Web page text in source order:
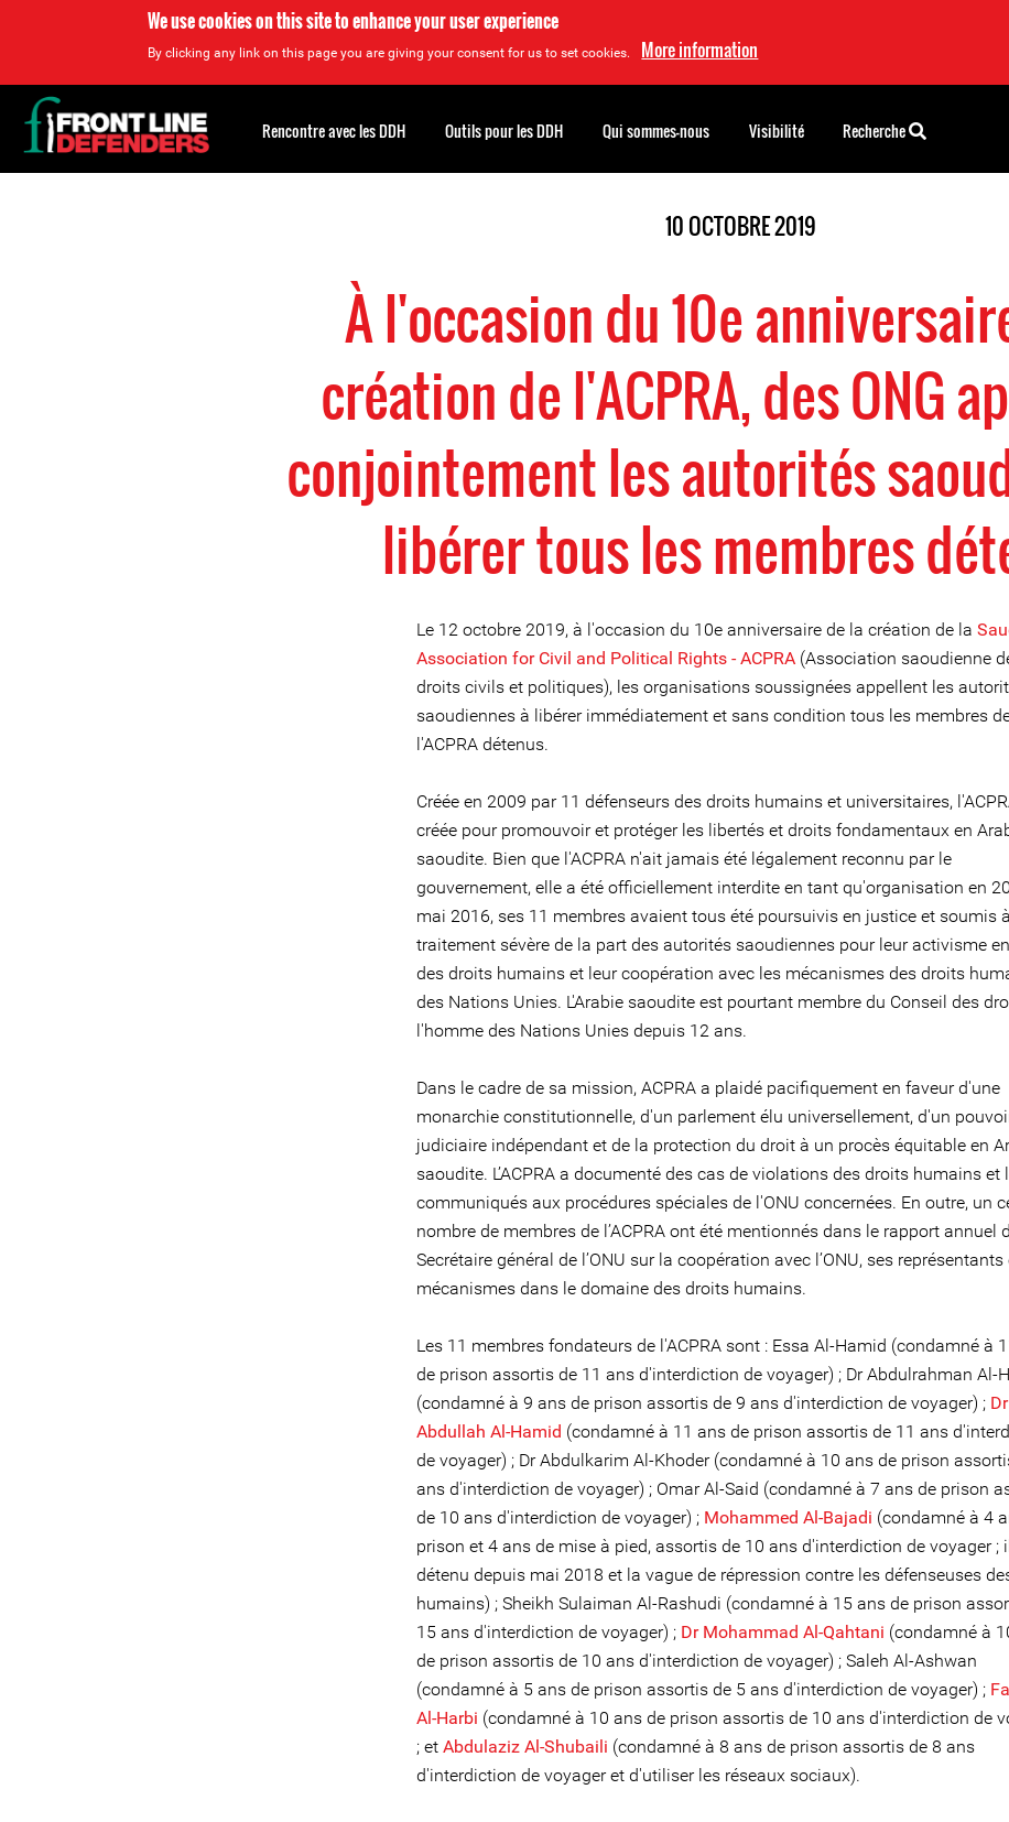
We use cookies on this site to enhance your user experience
By clicking any link on this page you are giving your consent for us to set cookies. More information
10 OCTOBRE 2019
À l'occasion du 10e
création de l'ACPRA, des ONG
conjointement les autorités
libérer tous les membres
Le 12 octobre 2019, à l'occasion du 10e anniversaire de la création de la
Association for Civil and Political Rights - ACPRA (Association saoudienne
droits civils et politiques), les organisations soussignées appellent les
saoudiennes à libérer immédiatement et sans condition tous les membres
l'ACPRA détenus.
Créée en 2009 par 11 défenseurs des droits humains et universitaires,
créée pour promouvoir et protéger les libertés et droits fondamentaux en
saoudite. Bien que l'ACPRA n'ait jamais été légalement reconnu par le
gouvernement, elle a été officiellement interdite en tant qu'organisation en
mai 2016, ses 11 membres avaient tous été poursuivis en justice et soumis
traitement sévère de la part des autorités saoudiennes pour leur activisme
des droits humains et leur coopération avec les mécanismes des droits
des Nations Unies. L'Arabie saoudite est pourtant membre du Conseil des
l'homme des Nations Unies depuis 12 ans.
Dans le cadre de sa mission, ACPRA a plaidé pacifiquement en faveur d'une
monarchie constitutionnelle, d'un parlement élu universellement, d'un
judiciaire indépendant et de la protection du droit à un procès équitable en
saoudite. L’ACPRA a documenté des cas de violations des droits humains et
communiqués aux procédures spéciales de l'ONU concernées. En outre, un
nombre de membres de l’ACPRA ont été mentionnés dans le rapport annuel
Secrétaire général de l’ONU sur la coopération avec l’ONU, ses représentants
mécanismes dans le domaine des droits humains.
Les 11 membres fondateurs de l'ACPRA sont : Essa Al-Hamid (condamné à
de prison assortis de 11 ans d'interdiction de voyager) ; Dr Abdulrahman Al-
(condamné à 9 ans de prison assortis de 9 ans d'interdiction de voyager) ; Dr
Abdullah Al-Hamid (condamné à 11 ans de prison assortis de 11 ans
de voyager) ; Dr Abdulkarim Al-Khoder (condamné à 10 ans de prison
ans d'interdiction de voyager) ; Omar Al-Said (condamné à 7 ans de prison
de 10 ans d'interdiction de voyager) ; Mohammed Al-Bajadi (condamné à 4
prison et 4 ans de mise à pied, assortis de 10 ans d'interdiction de voyager ;
détenu depuis mai 2018 et la vague de répression contre les défenseuses
humains) ; Sheikh Sulaiman Al-Rashudi (condamné à 15 ans de prison
15 ans d'interdiction de voyager) ; Dr Mohammad Al-Qahtani (condamné à
de prison assortis de 10 ans d'interdiction de voyager) ; Saleh Al-Ashwan
(condamné à 5 ans de prison assortis de 5 ans d'interdiction de voyager) ;
Al-Harbi (condamné à 10 ans de prison assortis de 10 ans d'interdiction de
; et Abdulaziz Al-Shubaili (condamné à 8 ans de prison assortis de 8 ans
d'interdiction de voyager et d'utiliser les réseaux sociaux).
Back
to
top
Rencontre avec les DDH Outils pour les DDH Qui sommes-nous Visibilité Recherche